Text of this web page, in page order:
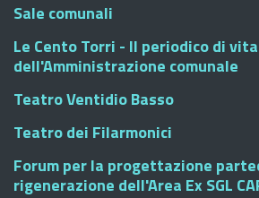
Sale comunali
Le Cento Torri - Il periodico di
dell'Amministrazione comunale
Teatro Ventidio Basso
Teatro dei Filarmonici
Forum per la progettazione
rigenerazione dell'Area Ex SGL